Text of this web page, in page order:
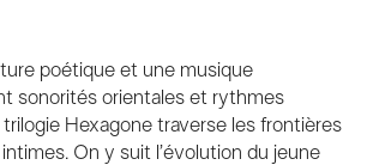
poétique et une musique
sonorités orientales et rythmes
Hexagone traverse les frontières
On y suit l’évolution du jeune